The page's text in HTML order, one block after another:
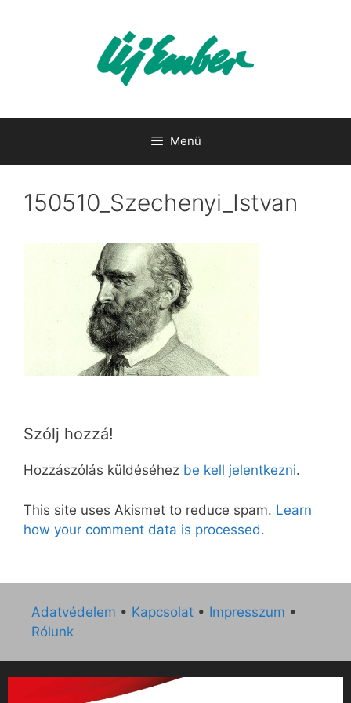
Menü
150510_Szechenyi_Istvan
Szólj hozzá!
Hozzászólás küldéséhez be kell jelentkezni.
This site uses Akismet to reduce spam. Learn
how your comment data is processed.
Adatvédelem • Kapcsolat • Impresszum •
Rólunk